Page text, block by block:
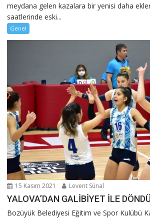
meydana gelen kazalara bir yenisi daha
saatlerinde eski...
Genel
15 Kasım 2021 Levent Sünal
YALOVA’DAN GALİBİYET İLE
Bozüyük Belediyesi Eğitim ve Spor Kulübü